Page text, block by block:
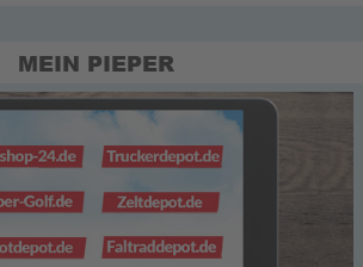
MEIN PIEPER